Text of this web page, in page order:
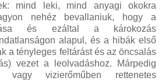
mind leki, mind anyagi okokra
nehéz bevallaniuk, hogy a
és ezáltal a károkozás
alapul, és a hibák első
a tényleges feltárást és az öncsalás
vezet a leolvadáshoz. Márpedig
vizierőműben rettenetes